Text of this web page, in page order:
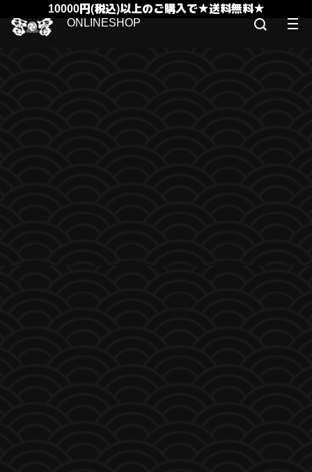
10000円(税込)以上のご購入で★送料無料★
ONLINESHOP